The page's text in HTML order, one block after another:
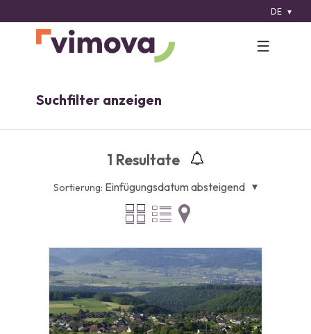
DE
Suchfilter anzeigen
1 Resultate
Sortierung: Einfügungsdatum absteigend